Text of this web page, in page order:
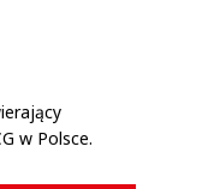
w Polsce.